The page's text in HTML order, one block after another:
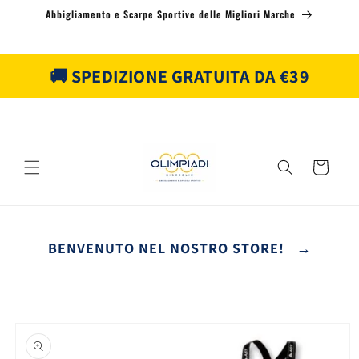
direttamente
Abbigliamento e Scarpe Sportive delle Migliori Marche
🚚 SPEDIZIONE GRATUITA DA €39
Carrello
BENVENUTO NEL NOSTRO STORE! →
informazioni
sul prodotto